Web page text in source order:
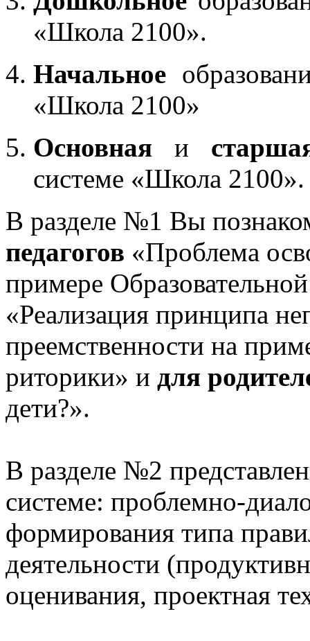
«Школа 2100».
Начальное
«Школа 2100»
Основная и
системе «Школа 2100».
В разделе №1 Вы
педагогов «Проблема
примере
«Реализация принципа
преемственности на
риторики» и для
дети?».
В разделе №2
системе: проблемно-
формирования типа
деятельности
оценивания, проектная